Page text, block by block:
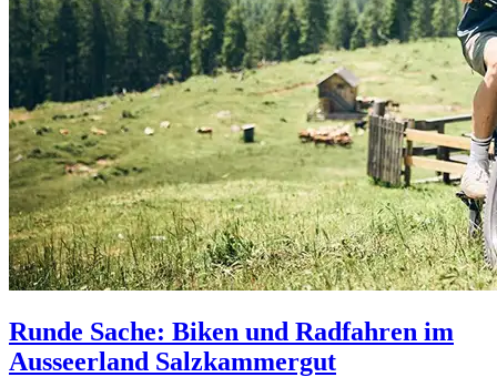
Runde Sache: Biken und Radfahren im
Ausseerland Salzkammergut